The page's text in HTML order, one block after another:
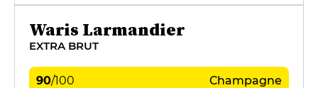
Waris Larmandier
EXTRA BRUT
90/100 Champagne